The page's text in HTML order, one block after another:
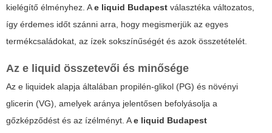
kielégítő élményhez. Ae liquid Budapest választéka változatos,
így érdemes időt szánni arra, hogy megismerjük az egyes
termékcsaládokat, az ízek sokszínűségét és azok összetételét.
Az e liquid összetevői és minősége
Az e liquidek alapja általában propilén-glikol (PG) és növényi
glicerin (VG), amelyek aránya jelentősen befolyásolja a
gőzképződést és az ízélményt. Ae liquid Budapest